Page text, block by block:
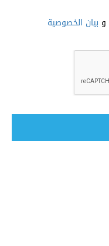
و بيان الخصوصية